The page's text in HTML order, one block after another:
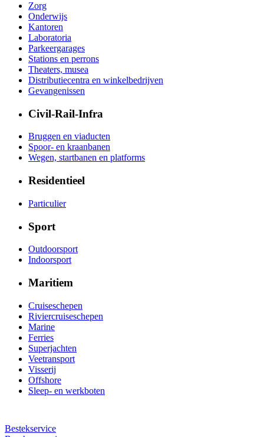
Zorg
Onderwijs
Kantoren
Laboratoria
Parkeergarages
Stations en perrons
Theaters, musea
Distributiecentra en winkelbedrijven
Gevangenissen
Civil-Rail-Infra
Bruggen en viaducten
Spoor- en kraanbanen
Wegen, startbanen en platforms
Residentieel
Particulier
Sport
Outdoorsport
Indoorsport
Maritiem
Cruiseschepen
Riviercruiseschepen
Marine
Ferries
Superjachten
Veetransport
Visserij
Offshore
Sleep- en werkboten
Bestekservice